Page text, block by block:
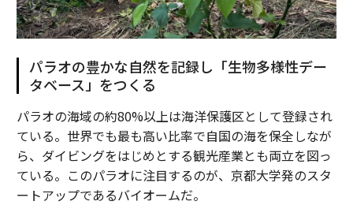
パラオの豊かな自然を記録し「生物多様性デー
タベース」をつくる
パラオの海域の約80%以上は海洋保護区として登録され
ている。世界でも最も高い比率で自国の海を保全しなが
ら、ダイビングをはじめとする観光産業とも両立を図っ
ている。このパラオに注目するのが、京都大学発のスタ
ートアップであるバイオームだ。